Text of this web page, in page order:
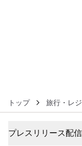
トップ 旅行・レ
プレスリリース配信